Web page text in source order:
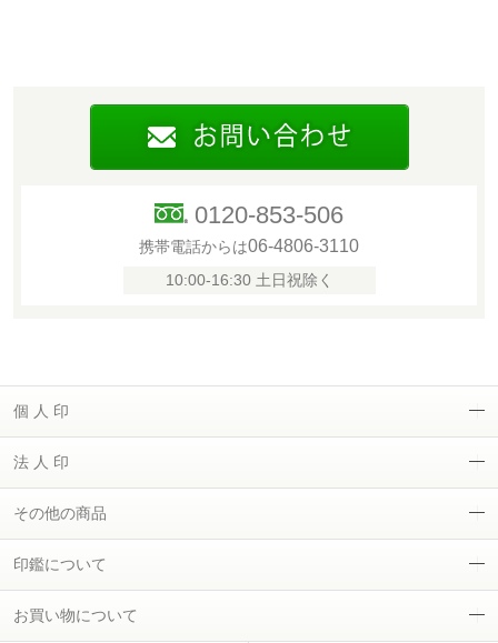
0120-853-506
携帯電話からは06-4806-3110
10:00-16:30 土日祝除く
個 人 印
法 人 印
その他の商品
印鑑について
お買い物について